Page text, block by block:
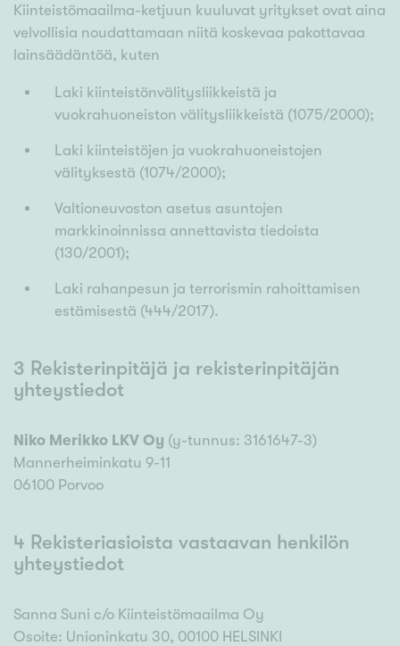
Kiinteistömaailma-ketjuun kuuluvat yritykset ovat aina
velvollisia noudattamaan niitä koskevaa pakottavaa
lainsäädäntöä, kuten
Laki kiinteistönvälitysliikkeistä ja
vuokrahuoneiston välitysliikkeistä (1075/2000);
Laki kiinteistöjen ja vuokrahuoneistojen
välityksestä (1074/2000);
Valtioneuvoston asetus asuntojen
markkinoinnissa annettavista tiedoista
(130/2001);
Laki rahanpesun ja terrorismin rahoittamisen
estämisestä (444/2017).
3 Rekisterinpitäjä ja rekisterinpitäjän
yhteystiedot
Niko Merikko LKV Oy (y-tunnus: 3161647-3)
Mannerheiminkatu 9-11
06100 Porvoo
4 Rekisteriasioista vastaavan henkilön
yhteystiedot
Sanna Suni c/o Kiinteistömaailma Oy
Osoite: Unioninkatu 30, 00100 HELSINKI